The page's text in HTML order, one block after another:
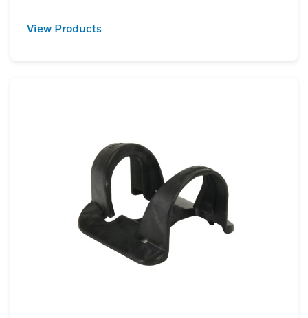
View Products